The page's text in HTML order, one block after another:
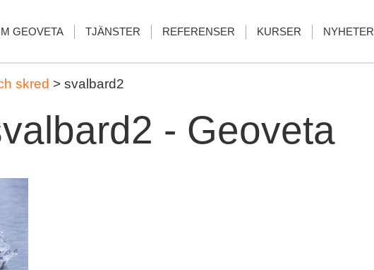
GEOVETA TJÄNSTER REFERENSER KURSER NYHETER
skred > svalbard2
- Geoveta